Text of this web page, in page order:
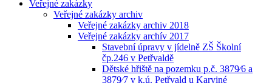
Veřejné zakázky
Veřejné zakázky archiv
Veřejné zakázky archiv 2018
Veřejné zakázky archív 2017
Stavební úpravy v jídelně ZŠ Školní
čp.246 v Petřvaldě
Dětské hřiště na pozemku p.č. 3879⁄6 a
3879⁄7 v k.ú. Petřvald u Karviné